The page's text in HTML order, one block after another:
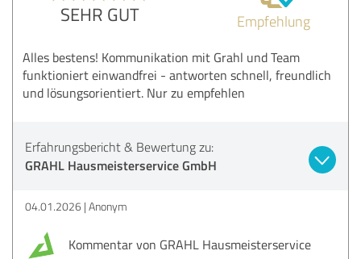
SEHR GUT Empfehlung
Alles bestens! Kommunikation mit Grahl und Team
funktioniert einwandfrei - antworten schnell, freundlich
und lösungsorientiert. Nur zu empfehlen
Erfahrungsbericht & Bewertung zu:
GRAHL Hausmeisterservice GmbH
04.01.2026 Anonym
Kommentar von GRAHL Hausmeisterservice